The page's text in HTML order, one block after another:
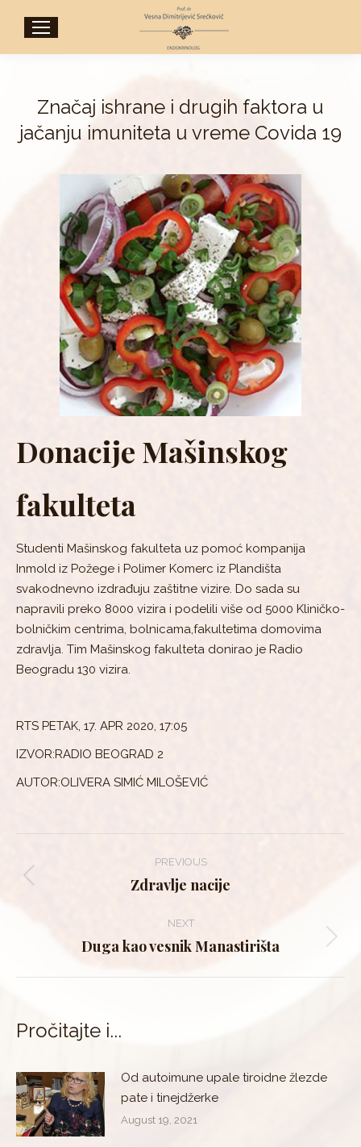
Značaj ishrane i drugih faktora u
jačanju imuniteta u vreme Covida 19
Donacije Mašinskog
fakulteta
Studenti Mašinskog fakulteta uz pomoć kompanija
Inmold iz Požege i Polimer Komerc iz Plandišta
svakodnevno izdrađuju zaštitne vizire. Do sada su
napravili preko 8000 vizira i podelili više od 5000 Kliničko-
bolničkim centrima, bolnicama,fakultetima domovima
zdravlja. Tim Mašinskog fakulteta donirao je Radio
Beogradu 130 vizira.
RTS PETAK, 17. APR 2020, 17:05
IZVOR:RADIO BEOGRAD 2
AUTOR:OLIVERA SIMIĆ MILOŠEVIĆ
navigation
PREVIOUS
Previous
Zdravlje nacije
NEXT
Next
Duga kao vesnik Manastirišta
Pročitajte i...
Od autoimune upale tiroidne žlezde
pate i tinejdžerke
August 19, 2021